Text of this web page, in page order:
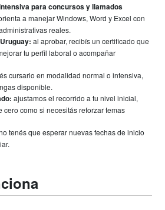
para concursos y llamados
a manejar Windows, Word y Excel con
reales.
al aprobar, recibís un certificado que
tu perfil laboral o acompañar
cursarlo en modalidad normal o intensiva,
disponible.
ajustamos el recorrido a tu nivel inicial,
cero como si necesitás reforzar temas
tenés que esperar nuevas fechas de inicio